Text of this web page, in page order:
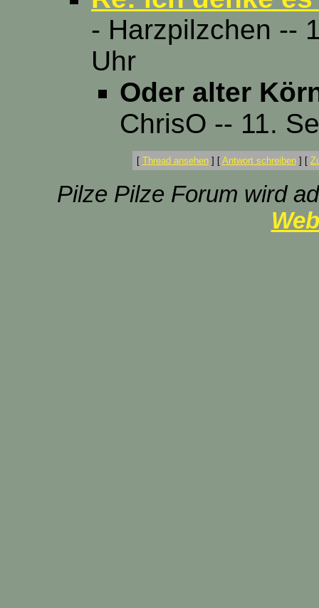
- Harzpilzchen --
Uhr
Oder alter
ChrisO -- 11.
[ Thread ansehen] [ Antwort schreiben] [
Pilze Pilze Forum wird